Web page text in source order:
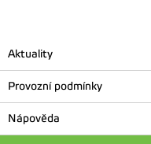
Aktuality
Provozní podmínky
Nápověda